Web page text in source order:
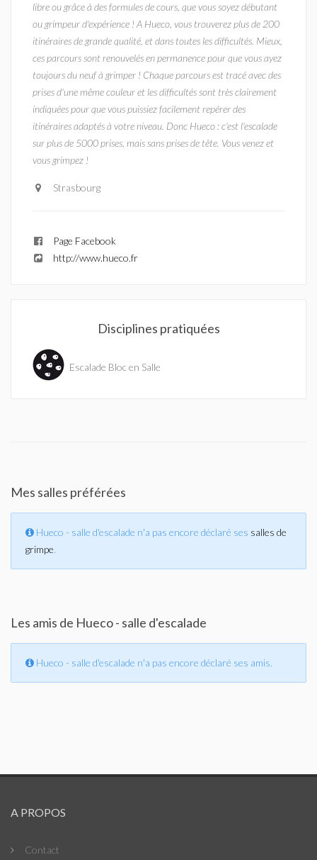
libre ou grâce à des formules de cours, que vous soyez débutant
ou grimpeur d'expérience ! A Hueco, vous trouverez plus de 200
itinéraires de grande qualité, et dans toutes les difficultés. Mieux,
ces parcours sont renouvelés en permanence pour que vous ayez
toujours du neuf à grimper ! Chaque parcours est tracé avec des
prises d'une même couleur et les difficultés sont très clairement
indiquées pour que vous puissiez facilement repérer des
itinéraires adaptés à votre niveau. Donc Hueco : c'est l'escalade
sur plus de 5000 prises, mais sans prises de tête. Vous venez et
vous grimpez !
Strasbourg
Page Facebook
http://www.hueco.fr
Disciplines pratiquées
Escalade Bloc en Salle
Mes salles préférées
Hueco - salle d'escalade n'a pas encore déclaré ses salles de
grimpe.
Les amis de Hueco - salle d'escalade
Hueco - salle d'escalade n'a pas encore déclaré ses amis.
A PROPOS
Contact